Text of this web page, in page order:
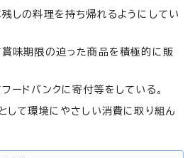
しの料理を持ち帰れるようにしてい
味期限の迫った商品を積極的に販
ードバンクに寄付等をしている。
して環境にやさしい消費に取り組ん